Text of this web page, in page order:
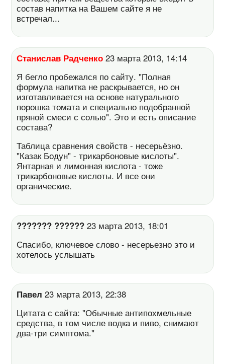
состав напитка на Вашем сайте я не
встречал...
Станислав Радченко 23 марта 2013, 14:14
Я бегло пробежался по сайту. "Полная
формула напитка не раскрывается, но он
изготавливается на основе натурального
порошка томата и специально подобранной
пряной смеси с солью". Это и есть описание
состава?
Таблица сравнения свойств - несерьёзно.
"Казак Бодун" - трикарбоновые кислоты".
Янтарная и лимонная кислота - тоже
трикарбоновые кислоты. И все они
органические.
??????? ?????? 23 марта 2013, 18:01
Спасибо, ключевое слово - несерьезно это и
хотелось услышать
Павел 23 марта 2013, 22:38
Цитата с сайта: "Обычные антипохмельные
средства, в том числе водка и пиво, снимают
два-три симптома."